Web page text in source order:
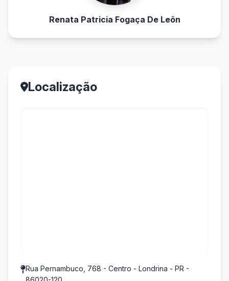
Renata Patricia Fogaça De Leôn
Localização
Rua Pernambuco, 768 - Centro - Londrina - PR -